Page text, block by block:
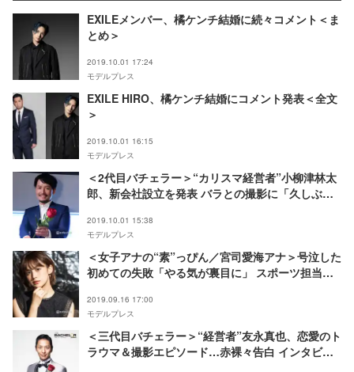
EXILEメンバー、橘ケンチ結婚に続々コメント＜ま
とめ＞
2019.10.01 17:24
モデルプレス
EXILE HIRO、橘ケンチ結婚にコメント発表＜全文
＞
2019.10.01 16:15
モデルプレス
＜2代目バチェラー＞“カリスマ経営者”小柳津林太
郎、新会社設立を発表 バラとの撮影に「久しぶ
2019.10.01 15:38
モデルプレス
＜女子アナの“素”っぴん／宮司愛海アナ＞号泣した
初めての失敗「やる気が裏目に」 スポーツ担当で
レス」女性アナウンサー連載】
2019.09.16 17:00
モデルプレス
＜三代目バチェラー＞“経営者”友永真也、恋愛のト
ラウマ＆撮影エピソード…赤裸々告白 インタビュ